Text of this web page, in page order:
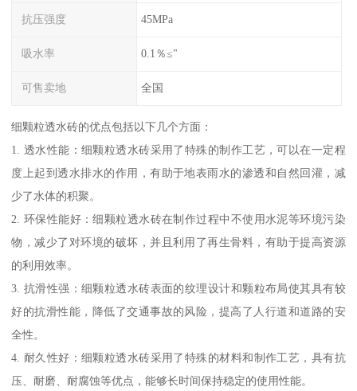
抗压强度 45MPa
吸水率 0.1％≤"
可售卖地 全国
细颗粒透水砖的优点包括以下几个方面：
1. 透水性能：细颗粒透水砖采用了特殊的制作工艺，可以在一定程
度上起到透水排水的作用，有助于地表雨水的渗透和自然回灌，减
少了水体的积聚。
2. 环保性能好：细颗粒透水砖在制作过程中不使用水泥等环境污染
物，减少了对环境的破坏，并且利用了再生骨料，有助于提高资源
的利用效率。
3. 抗滑性强：细颗粒透水砖表面的纹理设计和颗粒布局使其具有较
好的抗滑性能，降低了交通事故的风险，提高了人行道和道路的安
全性。
4. 耐久性好：细颗粒透水砖采用了特殊的材料和制作工艺，具有抗
压、耐磨、耐腐蚀等优点，能够长时间保持稳定的使用性能。